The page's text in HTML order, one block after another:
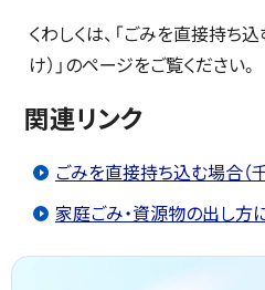
くわしくは、「ごみを直接持ち
け）」のページをご覧ください。
関連リンク
ごみを直接持ち込む場合（
家庭ごみ・資源物の出し方